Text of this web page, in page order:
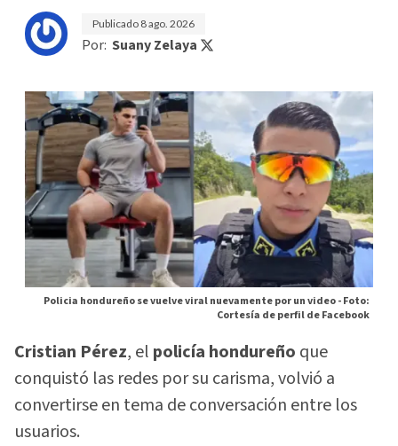
Publicado 8 ago. 2026
Por: Suany Zelaya
Policia hondureño se vuelve viral nuevamente por un video -Foto:
Cortesía de perfil de Facebook
Cristian Pérez, el policía hondureño que
conquistó las redes por su carisma, volvió a
convertirse en tema de conversación entre los
usuarios.